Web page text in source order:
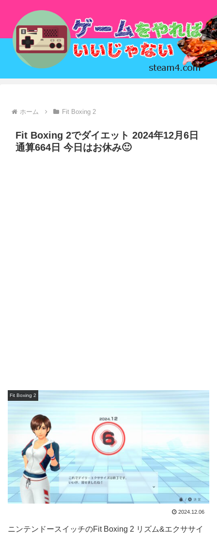
ホーム Fit Boxing 2
Fit Boxing 2でダイエット 2024年12月6日
通算664日 今日はお休み🙂
Fit Boxing 2
2024.12.06
ニンテンドースイッチのFit Boxing 2 リズム&エクササイ